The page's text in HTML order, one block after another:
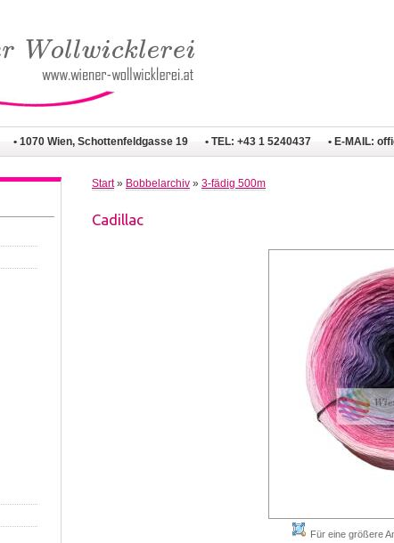
• 1070 Wien, Schottenfeldgasse 19 • TEL: +43 1 5240437 • E-MAIL:
Start» Bobbelarchiv » 3-fädig 500m
Cadillac
Für eine größere